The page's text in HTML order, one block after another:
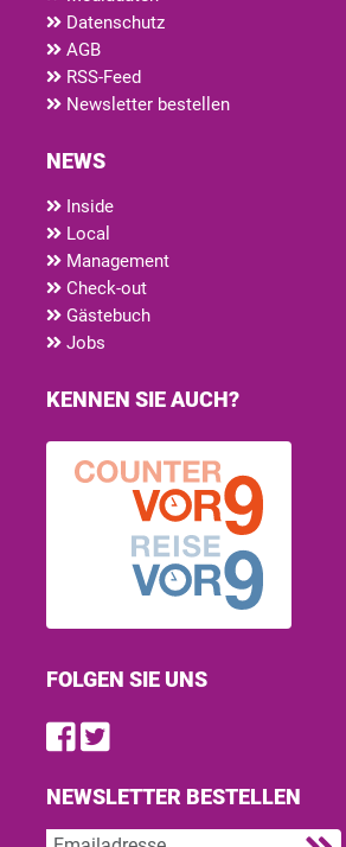
Datenschutz
AGB
RSS-Feed
Newsletter bestellen
NEWS
Inside
Local
Management
Check-out
Gästebuch
Jobs
KENNEN SIE AUCH?
FOLGEN SIE UNS
Find us on
Follow us on
NEWSLETTER BESTELLEN